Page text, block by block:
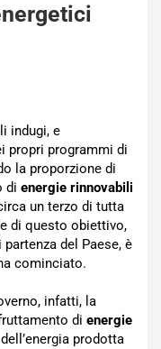
indugi, e
propri programmi di
la proporzione di
di energie rinnovabili
un terzo di tutta
di questo obiettivo,
del Paese, è
cominciato.
infatti, la
di energie
prodotta